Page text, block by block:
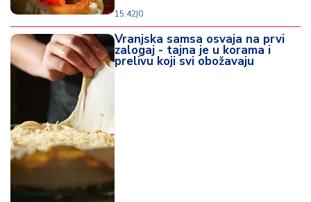
15:42|0
Vranjska samsa osvaja na prvi
zalogaj - tajna je u korama i
prelivu koji svi obožavaju